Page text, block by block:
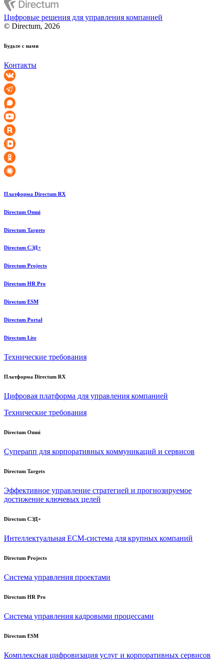
Цифровые решения для управления компанией
© Directum, 2026
Будьте с нами
Контакты
Платформа Directum RX
Directum Omni
Directum Targets
Directum СЭД+
Directum Projects
Directum HR Pro
Directum ESM
Directum Portal
Directum Lite
Технические требования
Платформа Directum RX
Цифровая платформа для управления компанией
Технические требования
Directum Omni
Суперапп для корпоративных коммуникаций и сервисов
Directum Targets
Эффективное управление стратегией и прогнозируемое
достижение ключевых целей
Directum СЭД+
Интеллектуальная ECM-система для крупных компаний
Directum Projects
Система управления проектами
Directum HR Pro
Система управления кадровыми процессами
Directum ESM
Комплексная цифровизация услуг и корпоративных сервисов